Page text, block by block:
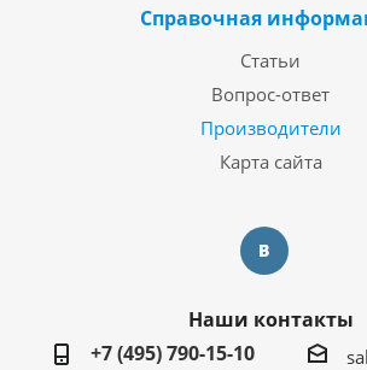
Справочная
Статьи
Вопрос-ответ
Производители
Карта сайта
Наши контакты
+7 (495) 790-15-10